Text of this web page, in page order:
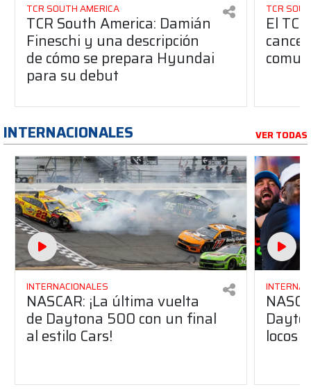
TCR SOUTH AMERICA
TCR South America: Damián
Fineschi y una descripción
de cómo se prepara Hyundai
para su debut
TCR
El
INTERNACIONALES VER TODAS
INTERNACIONALES
NASCAR: ¡La última vuelta
de Daytona 500 con un final
al estilo Cars! locos